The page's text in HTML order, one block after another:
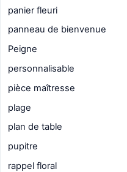
panier fleuri
panneau de bienvenue
Peigne
personnalisable
pièce maîtresse
plage
plan de table
pupitre
rappel floral